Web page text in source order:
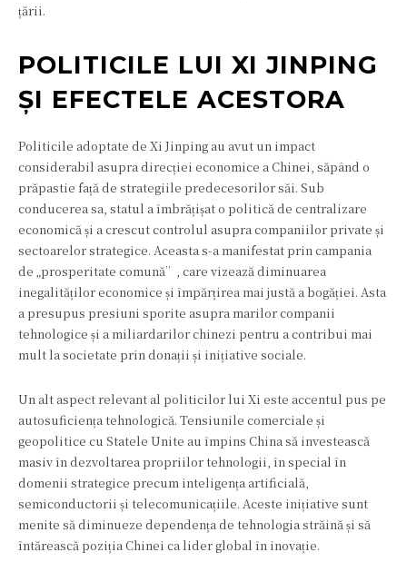
țării.
POLITICILE LUI XI JINPING
ȘI EFECTELE ACESTORA
Politicile adoptate de Xi Jinping au avut un impact
considerabil asupra direcției economice a Chinei, săpând o
prăpastie față de strategiile predecesorilor săi. Sub
conducerea sa, statul a îmbrățișat o politică de centralizare
economică și a crescut controlul asupra companiilor private și
sectoarelor strategice. Aceasta s-a manifestat prin campania
de „prosperitate comună”, care vizează diminuarea
inegalităților economice și împărțirea mai justă a bogăției. Asta
a presupus presiuni sporite asupra marilor companii
tehnologice și a miliardarilor chinezi pentru a contribui mai
mult la societate prin donații și inițiative sociale.
Un alt aspect relevant al politicilor lui Xi este accentul pus pe
autosuficiența tehnologică. Tensiunile comerciale și
geopolitice cu Statele Unite au împins China să investească
masiv în dezvoltarea propriilor tehnologii, în special în
domenii strategice precum inteligența artificială,
semiconductorii și telecomunicațiile. Aceste inițiative sunt
menite să diminueze dependența de tehnologia străină și să
întărească poziția Chinei ca lider global în inovație.